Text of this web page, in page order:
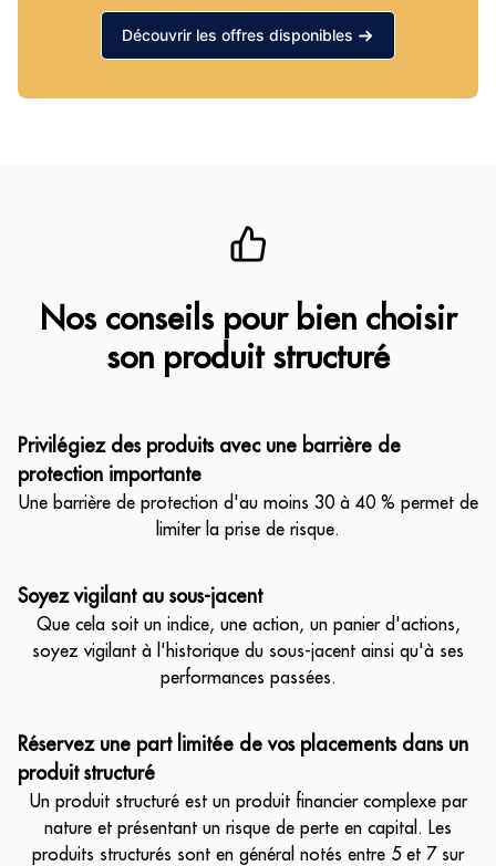
Découvrir les offres disponibles
Nos conseils pour bien choisir
son produit structuré
Privilégiez des produits avec une barrière de
protection importante
Une barrière de protection d'au moins 30 à 40 % permet de
limiter la prise de risque.
Soyez vigilant au sous-jacent
Que cela soit un indice, une action, un panier d'actions,
soyez vigilant à l'historique du sous-jacent ainsi qu'à ses
performances passées.
Réservez une part limitée de vos placements dans un
produit structuré
Un produit structuré est un produit financier complexe par
nature et présentant un risque de perte en capital. Les
produits structurés sont en général notés entre 5 et 7 sur